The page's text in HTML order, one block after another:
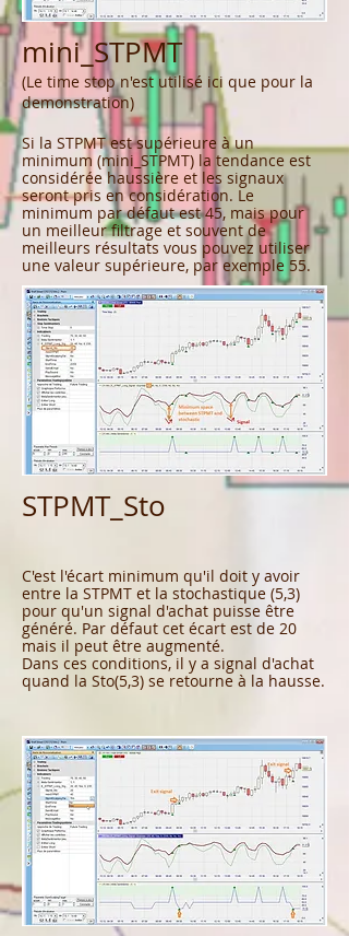
mini_STPMT
(Le time stop n'est utilisé ici que pour la
demonstration)
Si la STPMT est supérieure à un
minimum (mini_STPMT) la tendance est
considérée haussière et les signaux
seront pris en considération. Le
minimum par défaut est 45, mais pour
un meilleur filtrage et souvent de
meilleurs résultats vous pouvez utiliser
une valeur supérieure, par exemple 55.
STPMT_Sto
C'est l'écart minimum qu'il doit y avoir
entre la STPMT et la stochastique (5,3)
pour qu'un signal d'achat puisse être
généré. Par défaut cet écart est de 20
mais il peut être augmenté.
Dans ces conditions, il y a signal d'achat
quand la Sto(5,3) se retourne à la hausse.